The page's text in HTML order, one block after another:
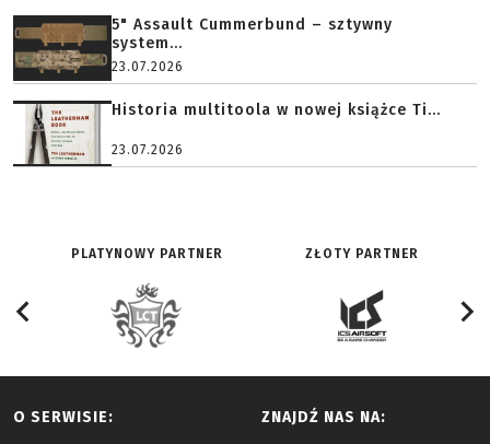
5" Assault Cummerbund – sztywny
system...
23.07.2026
Historia multitoola w nowej książce Ti...
23.07.2026
PLATYNOWY PARTNER ZŁOTY PARTNER
O SERWISIE: ZNAJDŹ NAS NA: